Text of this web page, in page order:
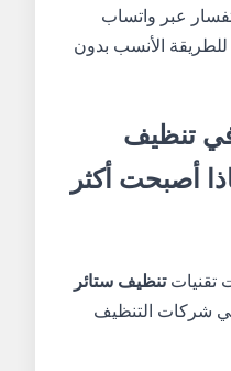
عبر واتساب
الأنسب بدون
في تنظيف
أصبحت أكثر
تقنياتتنظيف ستائر
شركات التنظيف